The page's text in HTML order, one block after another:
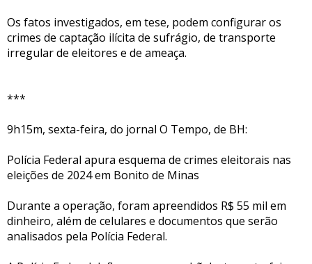
Os fatos investigados, em tese, podem configurar os
crimes de captação ilícita de sufrágio, de transporte
irregular de eleitores e de ameaça.
***
9h15m, sexta-feira, do jornal O Tempo, de BH:
Polícia Federal apura esquema de crimes eleitorais nas
eleições de 2024 em Bonito de Minas
Durante a operação, foram apreendidos R$ 55 mil em
dinheiro, além de celulares e documentos que serão
analisados pela Polícia Federal.